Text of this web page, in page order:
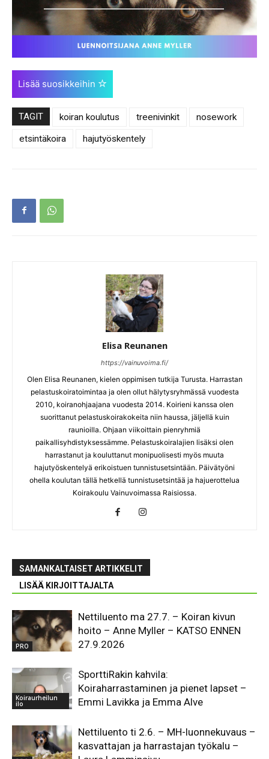
Lisää suosikkeihin
TAGIT koiran koulutus treenivinkit
nosework
etsintäkoira
hajutyöskentely
Elisa Reunanen
https://vainuvoima.fi/
Olen Elisa Reunanen, kielen oppimisen tutkija Turusta. Harrastan
pelastuskoiratoimintaa ja olen ollut hälytysryhmässä vuodesta
2010, koiranohjaajana vuodesta 2014. Koirieni kanssa olen
suorittanut pelastuskoirakokeita niin haussa, jäljellä kuin
raunioilla. Ohjaan viikoittain pienryhmiä
paikallisyhdistyksessämme. Pelastuskoiralajien lisäksi olen
harrastanut ja kouluttanut monipuolisesti myös muuta
hajutyöskentelyä erikoistuen tunnistusetsintään. Päivätyöni
ohella koulutan tällä hetkellä tunnistusetsintää ja hajuerottelua
Koirakoulu Vainuvoimassa Raisiossa.
SAMANKALTAISET ARTIKKELIT
LISÄÄ KIRJOITTAJALTA
PRO
Nettiluento ma 27.7. – Koiran kivun
hoito – Anne Myller – KATSO ENNEN
27.9.2026
Koiraurheilun
ilo
SporttiRakin kahvila:
Koiraharrastaminen ja pienet lapset –
Emmi Lavikka ja Emma Alve
Nettiluento ti 2.6. – MH-luonnekuvaus –
kasvattajan ja harrastajan työkalu –